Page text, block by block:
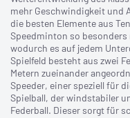
mehr Geschwindigkeit und
die besten Elemente aus
Speedminton so
wodurch es auf jedem
Spielfeld besteht aus zwei
Metern zueinander
Speeder, einer speziell für
Spielball, der windstabiler
Federball. Dieser sorgt für